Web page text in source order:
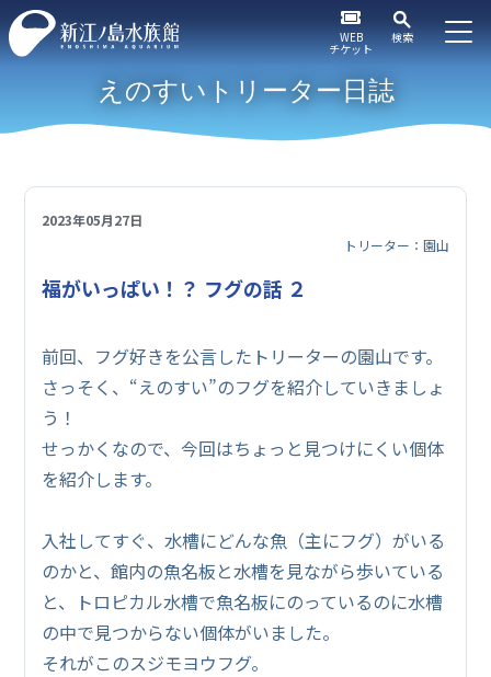
WEB
チケット
検索
えのすいトリーター日誌
2023年05月27日
トリーター：園山
福がいっぱい！？ フグの話 ２
前回、フグ好きを公言したトリーターの園山です。
さっそく、“えのすい”のフグを紹介していきましょ
う！
せっかくなので、今回はちょっと見つけにくい個体
を紹介します。
入社してすぐ、水槽にどんな魚（主にフグ）がいる
のかと、館内の魚名板と水槽を見ながら歩いている
と、トロピカル水槽で魚名板にのっているのに水槽
の中で見つからない個体がいました。
それがこのスジモヨウフグ。